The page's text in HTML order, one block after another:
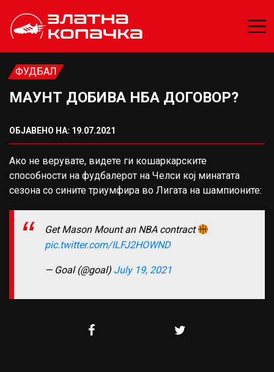
ФУДБАЛ
МАУНТ ДОБИВА НБА ДОГОВОР?
ОБЈАВЕНО НА: 19.07.2021
Ако не верувате, видете ги кошаркарските
способности на фудбалерот на Челси кој минатата
сезона со сините триумфира во Лигата на шампионите:
Get Mason Mount an NBA contract
pic.twitter.com/ILFJ2HOWND
— Goal (@goal) July 19, 2021